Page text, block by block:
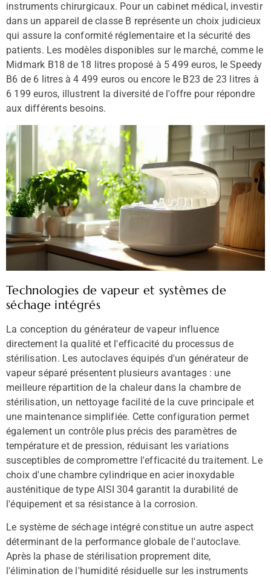
instruments chirurgicaux. Pour un cabinet médical, investir
dans un appareil de classe B représente un choix judicieux
qui assure la conformité réglementaire et la sécurité des
patients. Les modèles disponibles sur le marché, comme le
Midmark B18 de 18 litres proposé à 5 499 euros, le Speedy
B6 de 6 litres à 4 499 euros ou encore le B23 de 23 litres à
6 199 euros, illustrent la diversité de l'offre pour répondre
aux différents besoins.
Technologies de vapeur et systèmes de
séchage intégrés
La conception du générateur de vapeur influence
directement la qualité et l'efficacité du processus de
stérilisation. Les autoclaves équipés d'un générateur de
vapeur séparé présentent plusieurs avantages : une
meilleure répartition de la chaleur dans la chambre de
stérilisation, un nettoyage facilité de la cuve principale et
une maintenance simplifiée. Cette configuration permet
également un contrôle plus précis des paramètres de
température et de pression, réduisant les variations
susceptibles de compromettre l'efficacité du traitement. Le
choix d'une chambre cylindrique en acier inoxydable
austénitique de type AISI 304 garantit la durabilité de
l'équipement et sa résistance à la corrosion.
Le système de séchage intégré constitue un autre aspect
déterminant de la performance globale de l'autoclave.
Après la phase de stérilisation proprement dite,
l'élimination de l'humidité résiduelle sur les instruments